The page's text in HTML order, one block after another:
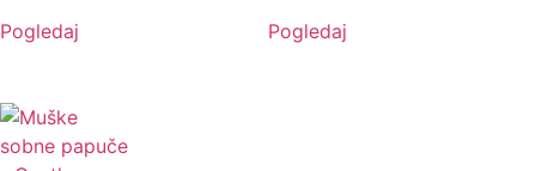
Pogledaj Pogledaj